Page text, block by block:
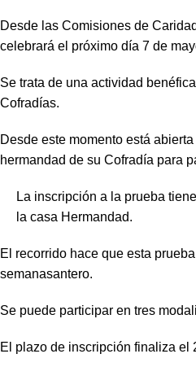
Desde las Comisiones de
celebrará el próximo día 7 de
Se trata de una actividad
Cofradías.
Desde este momento está
hermandad de su Cofradía para
La inscripción a la prueba
la casa Hermandad.
El recorrido hace que esta
semanasantero.
Se puede participar en tres
El plazo de inscripción finaliza el